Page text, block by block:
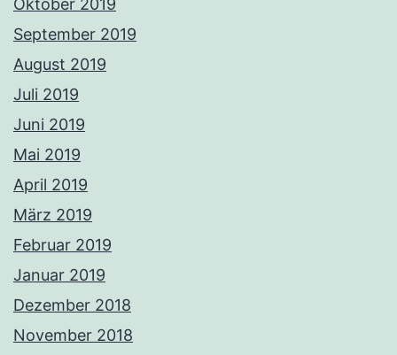
Oktober 2019
September 2019
August 2019
Juli 2019
Juni 2019
Mai 2019
April 2019
März 2019
Februar 2019
Januar 2019
Dezember 2018
November 2018